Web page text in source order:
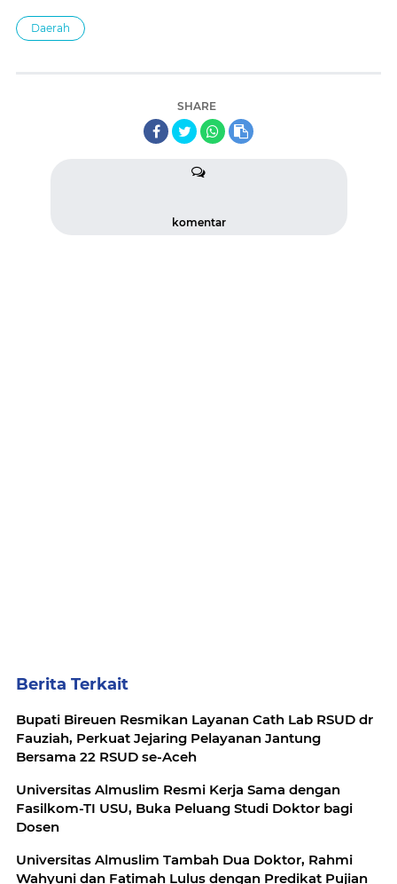
Daerah
SHARE
komentar
Berita Terkait
Bupati Bireuen Resmikan Layanan Cath Lab RSUD dr
Fauziah, Perkuat Jejaring Pelayanan Jantung
Bersama 22 RSUD se-Aceh
Universitas Almuslim Resmi Kerja Sama dengan
Fasilkom-TI USU, Buka Peluang Studi Doktor bagi
Dosen
Universitas Almuslim Tambah Dua Doktor, Rahmi
Wahyuni dan Fatimah Lulus dengan Predikat Pujian